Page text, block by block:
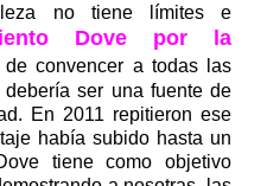
no tiene límites e
Dove por la
convencer a todas las
ser una fuente de
En 2011 repitieron ese
había subido hasta un
tiene como objetivo